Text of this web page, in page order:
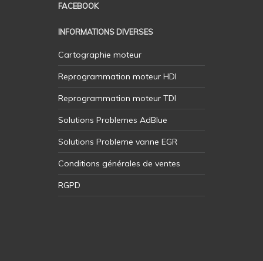
FACEBOOK
INFORMATIONS DIVERSES
Cartographie moteur
Reprogrammation moteur HDI
Reprogrammation moteur TDI
Solutions Problemes AdBlue
Solutions Probleme vanne EGR
Conditions générales de ventes
RGPD